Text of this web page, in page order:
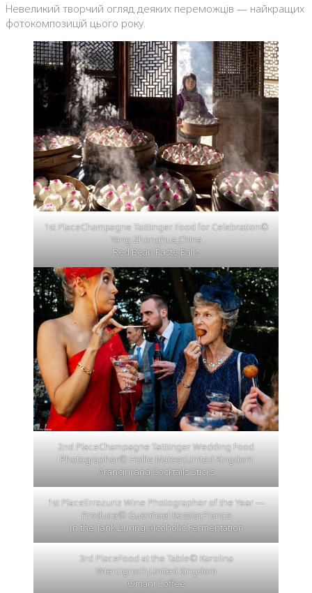
Невеликий творчий огляд деяких переможців — найкращих
фотокомпозицій цього року.
1st PlaceChampagne Taittinger Food for Celebration©
Yang Zhonghua,China
Red Bean Paste Balls
2nd PlaceChampagne Taittinger Wedding Food
Photographer© Hollie Mateer,United Kingdom
Arancini and Cocktails Sticks
1st PlaceErrazuriz Wine Photographer of the Year —
Produce© Guenhael Kessler,France
In the Tank During Alcoholic Fermentation
3rd PlaceFood at the Table© Karolina
Wiercigroch,United Kingdom
Omani Coffee